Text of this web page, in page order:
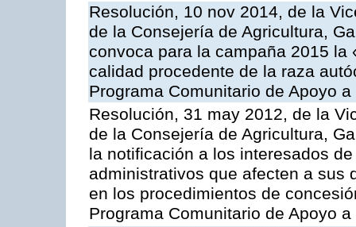
Resolución, 10 nov 2014, de la
de la Consejería de Agricultura,
convoca para la campaña 2015
calidad procedente de la raza
Programa Comunitario de Apoyo
Resolución, 31 may 2012, de la
de la Consejería de Agricultura,
la notificación a los interesados
administrativos que afecten a sus
en los procedimientos de
Programa Comunitario de Apoyo